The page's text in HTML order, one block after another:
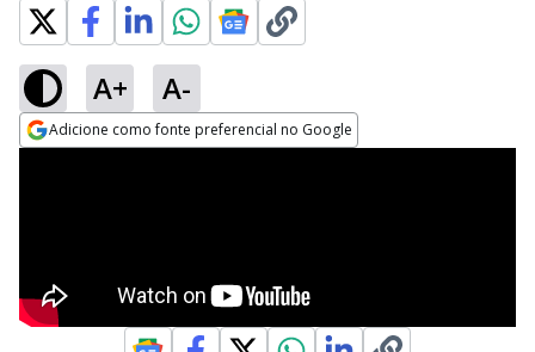
A+ A-
Adicione como fonte preferencial no Google